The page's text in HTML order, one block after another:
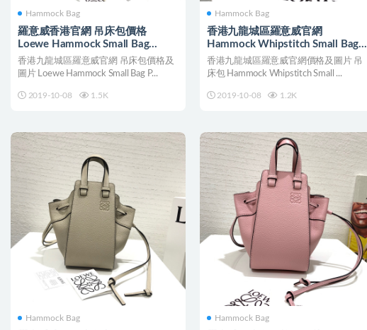
Hammock Bag
羅意威香港官網 吊床包價格
Loewe Hammock Small Bag
Pastel Pink
香港九龍城區羅意威官網 吊床包價格及
圖片 Loewe Hammock Small Bag P...
2019-10-08 1.5K
Hammock Bag
香港九龍城區羅意威官網
Hammock Whipstitch Small Bag
Tan/Orange
香港九龍城區羅意威官網價格及圖片 吊
床包 Hammock Whipstitch Small ...
2019-10-08 1.2K
Hammock Bag Hammock Bag